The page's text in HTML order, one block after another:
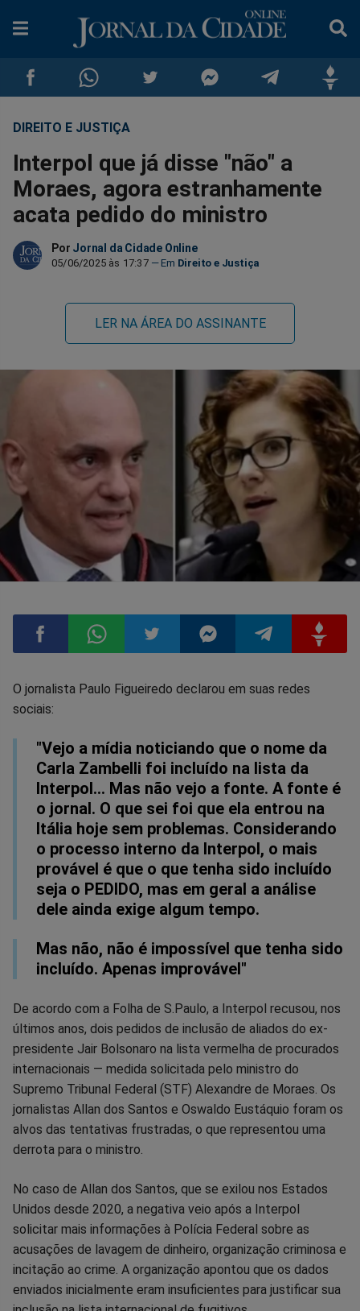
Compartilhar
no
Facebook
Compartilhar
no
Whatsapp
Compartilhar
no
Twitter
no
Messenger
no
Telegram
DIREITO E JUSTIÇA
Interpol que já disse "não" a
Moraes, agora estranhamente
acata pedido do ministro
Por Jornal da Cidade Online
05/06/2025 às 17:37 Direito e Justiça
LER NA ÁREA DO ASSINANTE
Compartilhar
Facebook
Compartilhar
Whatsapp
Compartilhar
Twitter
Compartilhar
Messenger
Compartilhar
TelegramGettr
O jornalista Paulo Figueiredo declarou em suas redes
sociais:
"Vejo a mídia noticiando que o nome da
Carla Zambelli foi incluído na lista da
Interpol... Mas não vejo a fonte. A fonte é
o jornal. O que sei foi que ela entrou na
Itália hoje sem problemas. Considerando
o processo interno da Interpol, o mais
provável é que o que tenha sido incluído
seja o PEDIDO, mas em geral a análise
dele ainda exige algum tempo.
Mas não, não é impossível que tenha sido
incluído. Apenas improvável"
De acordo com a Folha de S.Paulo, a Interpol recusou, nos
últimos anos, dois pedidos de inclusão de aliados do ex-
presidente Jair Bolsonaro na lista vermelha de procurados
internacionais — medida solicitada pelo ministro do
Supremo Tribunal Federal (STF) Alexandre de Moraes. Os
jornalistas Allan dos Santos e Oswaldo Eustáquio foram os
alvos das tentativas frustradas, o que representou uma
derrota para o ministro.
No caso de Allan dos Santos, que se exilou nos Estados
Unidos desde 2020, a negativa veio após a Interpol
solicitar mais informações à Polícia Federal sobre as
acusações de lavagem de dinheiro, organização criminosa e
incitação ao crime. A organização apontou que os dados
enviados inicialmente eram insuficientes para justificar sua